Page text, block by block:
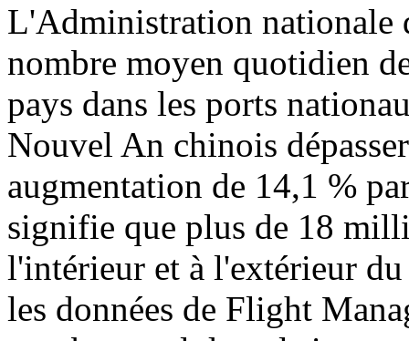
L'Administration nationale
nombre moyen quotidien
pays dans les ports
Nouvel An chinois
augmentation de 14,1 %
signifie que plus de 18
l'intérieur et à l'extérieur
les données de Flight